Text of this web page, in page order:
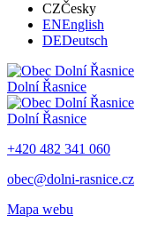
CZČesky
ENEnglish
DEDeutsch
Dolní Řasnice
Dolní Řasnice
+420 482 341 060
obec@dolni-rasnice.cz
Mapa webu